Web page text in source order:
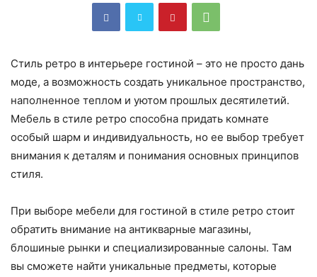
Стиль ретро в интерьере гостиной – это не просто дань
моде, а возможность создать уникальное пространство,
наполненное теплом и уютом прошлых десятилетий.
Мебель в стиле ретро способна придать комнате
особый шарм и индивидуальность, но ее выбор требует
внимания к деталям и понимания основных принципов
стиля.
При выборе мебели для гостиной в стиле ретро стоит
обратить внимание на антикварные магазины,
блошиные рынки и специализированные салоны. Там
вы сможете найти уникальные предметы, которые